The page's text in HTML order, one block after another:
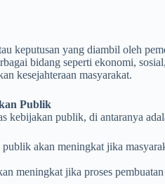
keputusan yang diambil oleh
bidang seperti ekonomi,
kesejahteraan masyarakat.
Publik
kebijakan publik, di antaranya
akan meningkat jika
meningkat jika proses